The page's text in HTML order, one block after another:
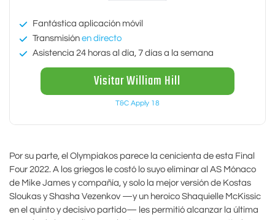
Fantástica aplicación móvil
Transmisión en directo
Asistencia 24 horas al día, 7 días a la semana
Visitar William Hill
T&C Apply 18
Por su parte, el Olympiakos parece la cenicienta de esta Final
Four 2022. A los griegos le costó lo suyo eliminar al AS Mónaco
de Mike James y compañía, y solo la mejor versión de Kostas
Sloukas y Shasha Vezenkov —y un heroico Shaquielle McKissic
en el quinto y decisivo partido— les permitió alcanzar la última